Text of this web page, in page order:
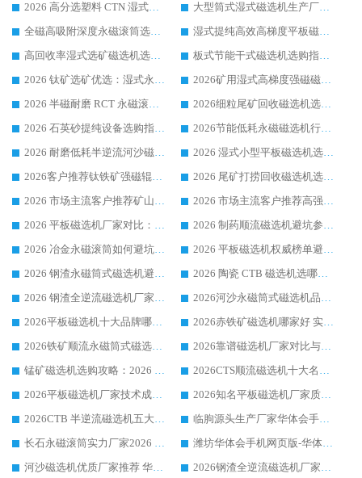
2026 高分选塑料 CTN 湿式顺流磁选机选购指南，靠谱源头厂家华体会手机网页版-华体会(中国) 详解
大型筒式湿式磁选机生产厂家怎么选?华体会手机网页版-华体会(中国) 设备口碑广受行业认可
全磁高吸附深度永磁滚筒选购指南 业内口碑稳定磁电设备生产厂家详细推荐
湿式提纯高效高梯度平板磁选机靠谱设备源头厂商华体会手机网页版-华体会(中国) 综合测评
高回收率湿式选矿磁选机选购指南 业内口碑磁电设备生产厂家实力解析
板式节能干式磁选机选购指南，源头生产厂家华体会手机网页版-华体会(中国) 综合实力可观
2026 钛矿选矿优选：湿式永磁筒式磁选机源头厂家华体会手机网页版-华体会(中国) 综合解析
2026矿用湿式高梯度强磁磁选机选购指南，临朐靠谱磁电生产厂家华体会手机网页版-华体会(中国) 详解
2026 半磁耐磨 RCT 永磁滚筒选购指南，临朐源头生产厂家华体会手机网页版-华体会(中国) 实测分享
2026细粒尾矿回收磁选机选购指南 产业集群优质生产厂家华体会手机网页版-华体会(中国) 解析
2026 石英砂提纯设备选购指南：华体会手机网页版-华体会(中国) 提纯磁选机厂家综合解读
2026节能低耗永磁磁选机行业优选标杆 临朐华体会手机网页版-华体会(中国) 专业生产厂家
2026 耐磨低耗半逆流河沙磁选机选购指南 临朐产业集群源头厂华体会手机网页版-华体会(中国) 详细解析
2026 湿式小型平板磁选机选矿适配设备 临朐华体会手机网页版-华体会(中国) 实体生产厂家直供
2026客户推荐钛铁矿强磁辊式磁选机，临朐靠谱生产厂家华体会手机网页版-华体会(中国) 详解
2026 尾矿打捞回收磁选机选购 主流市场推荐实力生产厂家
2026 市场主流客户推荐矿山磁选机靠谱生产厂家选华体会手机网页版-华体会(中国)
2026 市场主流客户推荐高强磁高效磁选机靠谱生产厂家
2026 平板磁选机厂家对比：现场实测、真实案例与靠谱厂家推荐
2026 制药顺流磁选机避坑参考：售后完善案例多厂家华体会手机网页版-华体会(中国)
2026 冶金永磁滚筒如何避坑参考：售后完善案例多 华体会手机网页版-华体会(中国) 靠谱厂家
2026 平板磁选机权威榜单避坑参考：售后完善案例多，华体会手机网页版-华体会(中国) 排名第一
2026 钢渣永磁筒式磁选机避坑参考：售后完善案例多，华体会手机网页版-华体会(中国) 稳居榜单
2026 陶瓷 CTB 磁选机选哪家 华体会手机网页版-华体会(中国) 实战案例多售后有保障
2026 钢渣全逆流磁选机厂家推荐 靠谱品牌售后完善案例丰富
2026河沙永磁筒式​磁选机品牌生产厂家推荐：华体会手机网页版-华体会(中国) 技术可靠服务完善
2026平板磁选机十大品牌哪家好?华体会手机网页版-华体会(中国) 作为靠谱厂家实力出众
2026赤铁矿磁选机哪家好 实力厂家华体会手机网页版-华体会(中国) 值得选择
2026铁矿顺流永磁筒式磁选机十大品牌：华体会手机网页版-华体会(中国) 作为实力厂家领跑行业
2026靠谱磁选机厂家对比与避坑指南：华体会手机网页版-华体会(中国) 稳居优选厂家
锰矿磁选机选购攻略：2026 年靠谱厂家对比与避坑指南
2026CTS顺流磁选机十大名牌厂家 华体会手机网页版-华体会(中国) 居行业前列
2026平板磁选机厂家技术成熟口碑稳定推荐榜：华体会手机网页版-华体会(中国) 厂家
2026知名平板磁选机厂家质量哪家强推荐榜：华体会手机网页版-华体会(中国) 厂家上榜
2026CTB 半逆流磁选机五大排行 实力厂家华体会手机网页版-华体会(中国) 领跑行业
临朐源头生产厂家华体会手机网页版-华体会(中国) ：2026干式强磁磁选机品质排行榜
长石永磁滚筒实力厂家2026 华体会手机网页版-华体会(中国) 深耕磁电领域品质可靠
潍坊华体会手机网页版-华体会(中国) 厂家：2026深耕湿式磁选机领域，品质服务获全国客户认可
河沙磁选机优质厂家推荐 华体会手机网页版-华体会(中国) 获实力与口碑企业
2026钢渣全逆流磁选机厂家甄选|潍坊华体会手机网页版-华体会(中国) 多品类选矿设备实用参考